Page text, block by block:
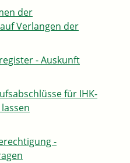
der
Verlangen der
- Auskunft
für IHK-
-